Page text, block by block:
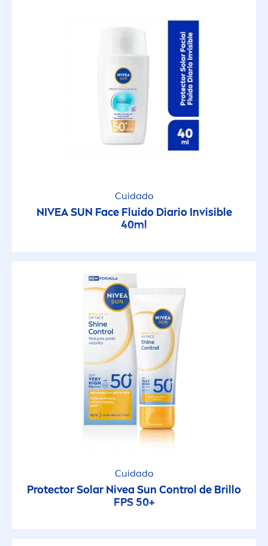
Extra Resistente al Agua
Fórmula biodegradable
Material reciclado
Muy Resistente al Agua
No obstruye los poros
No pegajosa
Probado pediatricamente
Protección Solar
Cuidado
NIVEA SUN Face Fluido Diario Invisible
40ml
Cuidado
Protector Solar NiveaSun Control de Brillo
FPS 50+